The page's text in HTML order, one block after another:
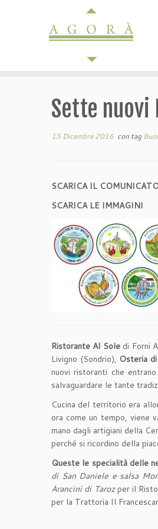
Sette nuovi
15 Dicembre 2016 con tag
SCARICA IL
SCARICA LE IMMAGINI
Ristorante Al Soledi Forni
Livigno (Sondrio), Osteria
nuovi ristoranti che
salvaguardare le tante
Cucina del territorio era
ora come un tempo, viene
mano dagli artigiani della
perché si ricordino della
Queste le specialità delle
di San Daniele e salsa
Arancini di Tarozper il
per la Trattoria Il